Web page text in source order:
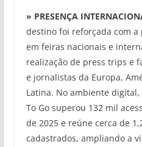
» PRESENÇA
destino foi reforçada com a
em feiras nacionais e
realização de press trips e
e jornalistas da Europa,
Latina. No ambiente
To Go superou 132 mil
de 2025 e reúne cerca de
cadastrados, ampliando a